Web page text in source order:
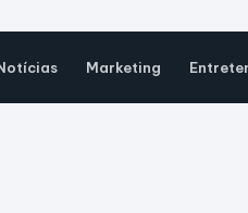
Marketing